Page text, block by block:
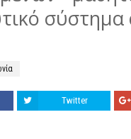
Twitter